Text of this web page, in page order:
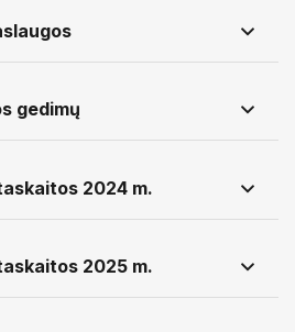
gedimų
2024 m.
2025 m.